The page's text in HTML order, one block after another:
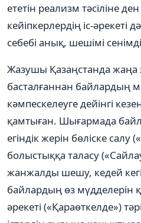
ететін реализм тәсіліне
кейіпкерлердің іс-әрекеті
себебі анық, шешімі
Жазушы Қазаңстанда жаңа
басталғаннан байлардың
кәмпескелеуге дейінгі
қамтыған. Шығармада
егіндік жерін бөліске салу
болыстыққа таласу
жанжалды шешу, кедей
байлардың өз мүдделерін
әрекеті («Қараөткелде»)